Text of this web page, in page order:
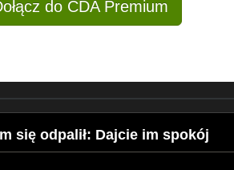
do CDA Premium
się odpalił: Dajcie im spokój